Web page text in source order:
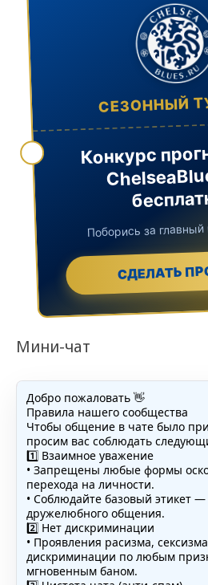
СЕЗОННЫЙ
Конкурс
Поборись за главный
СДЕЛАТЬ
Мини-чат
Добро пожаловать 👋
Правила нашего сообщества
Чтобы общение в чате было
просим вас соблюдать
1️⃣ Взаимное уважение
• Запрещены любые формы
перехода на личности.
• Соблюдайте базовый этикет
дружелюбного общения.
2️⃣ Нет дискриминации
• Проявления расизма,
дискриминации по любым
мгновенным баном.